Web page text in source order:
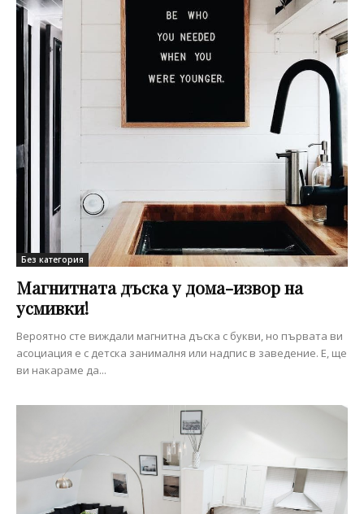
Без категория
Магнитната дъска у дома-извор на
усмивки!
Вероятно сте виждали магнитна дъска с букви, но първата ви
асоциация е с детска занималня или надпис в заведение. Е, ще
ви накараме да...